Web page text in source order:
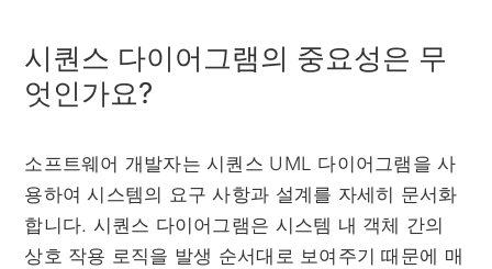
시퀀스 다이어그램의 중요성은 무
엇인가요?
소프트웨어 개발자는 시퀀스 UML 다이어그램을 사
용하여 시스템의 요구 사항과 설계를 자세히 문서화
합니다. 시퀀스 다이어그램은 시스템 내 객체 간의
상호 작용 로직을 발생 순서대로 보여주기 때문에 매